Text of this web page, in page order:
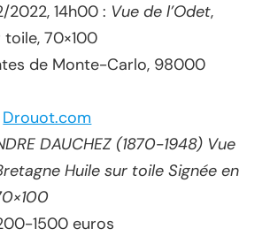
2022, 14h00 : Vue de l’Odet,
toile, 70×100
de Monte-Carlo, 98000
Drouot.com
DAUCHEZ (1870-1948) Vue
Huile sur toile Signée en
1500 euros